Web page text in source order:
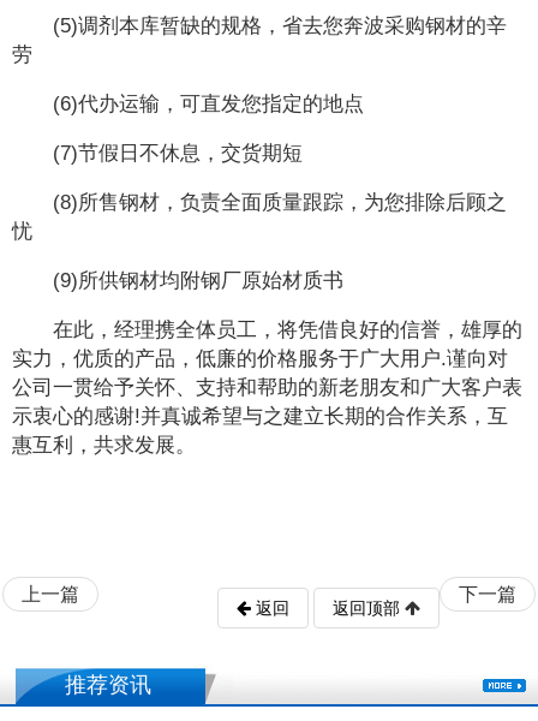
(5)调剂本库暂缺的规格，省去您奔波采购钢材的辛
劳
(6)代办运输，可直发您指定的地点
(7)节假日不休息，交货期短
(8)所售钢材，负责全面质量跟踪，为您排除后顾之
忧
(9)所供钢材均附钢厂原始材质书
在此，经理携全体员工，将凭借良好的信誉，雄厚的
实力，优质的产品，低廉的价格服务于广大用户.谨向对
公司一贯给予关怀、支持和帮助的新老朋友和广大客户表
示衷心的感谢!并真诚希望与之建立长期的合作关系，互
惠互利，共求发展。
上一篇 下一篇
返回 返回顶部
推荐资讯